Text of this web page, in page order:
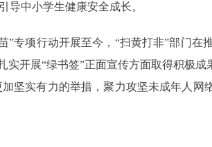
导中小学生健康安全成长。
”专项行动开展至今，“扫黄打非”部门
实开展“绿书签”正面宣传方面取得积极
坚实有力的举措，聚力攻坚未成年人网